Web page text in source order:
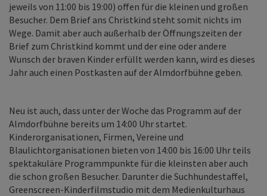
jeweils von 11:00 bis 19:00) offen für die kleinen und großen
Besucher. Dem Brief ans Christkind steht somit nichts im
Wege. Damit aber auch außerhalb der Öffnungszeiten der
Brief zum Christkind kommt und der eine oder andere
Wunsch der braven Kinder erfüllt werden kann, wird es dieses
Jahr auch einen Postkasten auf der Almdorfbühne geben.
Neu ist auch, dass unter der Woche das Programm auf der
Almdorfbühne bereits um 14:00 Uhr startet.
Kinderorganisationen, Firmen, Vereine und
Blaulichtorganisationen bieten von 14:00 bis 16:00 Uhr teils
spektakuläre Programmpunkte für die kleinsten aber auch
die schon großen Besucher. Darunter die Suchhundestaffel,
Greenscreen-Kinderfilmstudio mit dem Medienkulturhaus